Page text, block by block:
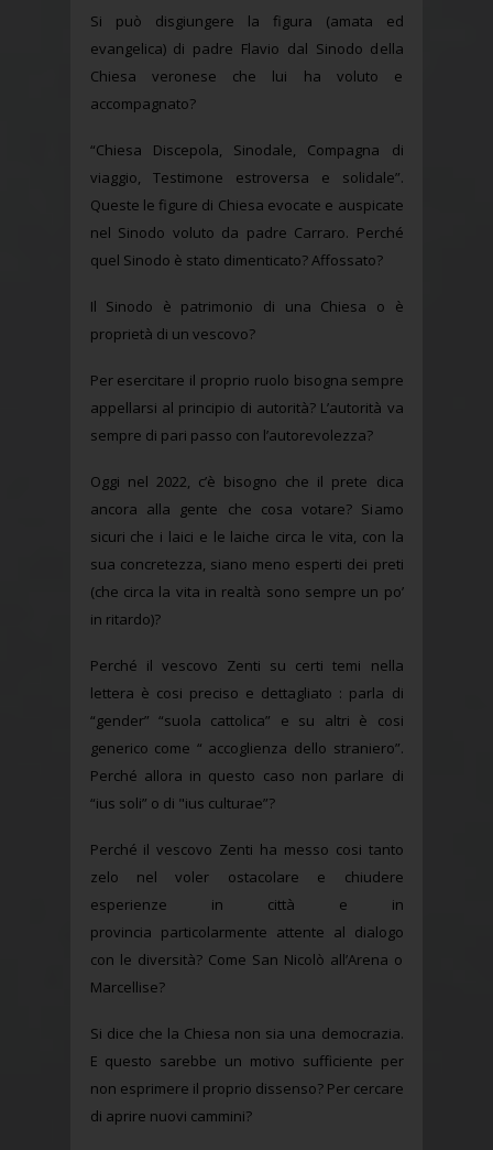
Si può disgiungere la figura (amata ed
evangelica) di padre Flavio dal Sinodo della
Chiesa veronese che lui ha voluto e
accompagnato?
“Chiesa Discepola, Sinodale, Compagna di
viaggio, Testimone estroversa e solidale”.
Queste le figure di Chiesa evocate e auspicate
nel Sinodo voluto da padre Carraro. Perché
quel Sinodo è stato dimenticato? Affossato?
Il Sinodo è patrimonio di una Chiesa o è
proprietà di un vescovo?
Per esercitare il proprio ruolo bisogna sempre
appellarsi al principio di autorità? L’autorità va
sempre di pari passo con l’autorevolezza?
Oggi nel 2022, c’è bisogno che il prete dica
ancora alla gente che cosa votare? Siamo
sicuri che i laici e le laiche circa le vita, con la
sua concretezza, siano meno esperti dei preti
(che circa la vita in realtà sono sempre un po’
in ritardo)?
Perché il vescovo Zenti su certi temi nella
lettera è cosi preciso e dettagliato : parla di
“gender” “suola cattolica” e su altri è cosi
generico come “ accoglienza dello straniero”.
Perché allora in questo caso non parlare di
“ius soli” o di "ius culturae”?
Perché il vescovo Zenti ha messo cosi tanto
zelo nel voler ostacolare e chiudere
esperienze in città e in
provincia particolarmente attente al dialogo
con le diversità? Come San Nicolò all’Arena o
Marcellise?
Si dice che la Chiesa non sia una democrazia.
E questo sarebbe un motivo sufficiente per
non esprimere il proprio dissenso? Per cercare
di aprire nuovi cammini?